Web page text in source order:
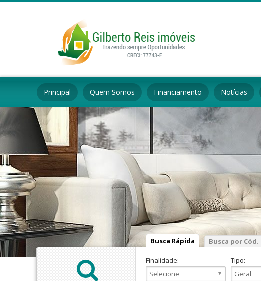
Principal Quem Somos Financiamento Notícias
Busca Rápida Busca por
Finalidade: Tipo: